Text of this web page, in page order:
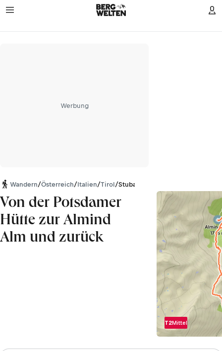
Werbung
Wandern/Österreich/Italien/Tirol/Stubaier Alpen
Von der Potsdamer
Hütte zur Almind
Alm und zurück
T2Mittel